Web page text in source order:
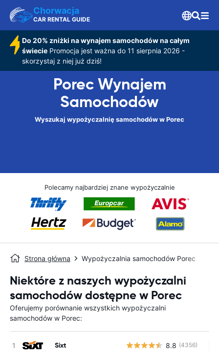
Chorwacja
CAR RENTAL GUIDE
Do 20% zniżki na wynajem samochodów na całym
świeciePromocja jest ważna do 11 sierpnia 2026 -
skorzystaj z niej już dziś!
Porec Wynajem
Samochodów
Wyszukaj wypożyczalnię samochodów w Porec
Polecamy najbardziej znane wypożyczalnie
Strona główna Wypożyczalnia samochodów Porec
Niektóre z naszych wypożyczalni
samochodów dostępne w Porec
Oferujemy porównanie wszystkich wypożyczalni
samochodów w Porec:
Sixt 8.8 (4356)